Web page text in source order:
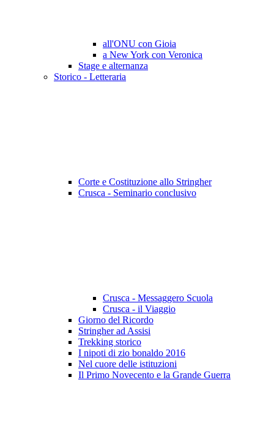
all'ONU con Gioia
a New York con Veronica
Stage e alternanza
Storico - Letteraria
Corte e Costituzione allo Stringher
Crusca - Seminario conclusivo
Crusca - Messaggero Scuola
Crusca - il Viaggio
Giorno del Ricordo
Stringher ad Assisi
Trekking storico
I nipoti di zio bonaldo 2016
Nel cuore delle istituzioni
Il Primo Novecento e la Grande Guerra